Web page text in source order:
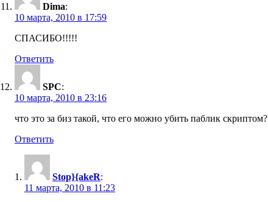
Dima:
10 марта, 2010 в 17:59
СПАСИБО!!!!!
Ответить
SPC:
10 марта, 2010 в 23:16
что это за биз такой, что его можно убить паблик скриптом?
Ответить
Stop}{akeR:
11 марта, 2010 в 11:23